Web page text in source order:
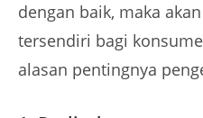
dengan baik, maka
tersendiri bagi
alasan pentingnya